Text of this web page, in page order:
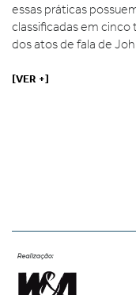
essas práticas
classificadas em cinco
dos atos de fala de
[VER +]